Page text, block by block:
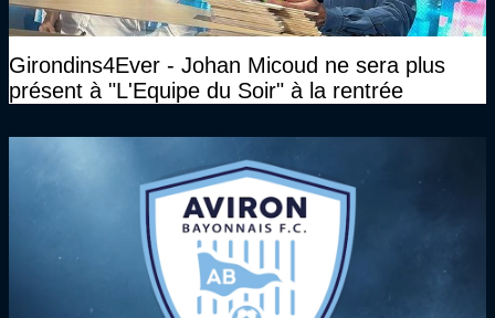
Girondins4Ever - Johan Micoud ne sera plus
présent à "L'Equipe du Soir" à la rentrée